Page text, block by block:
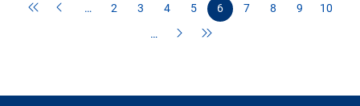
… 2 3 4 5 6 7 8 9
10
…